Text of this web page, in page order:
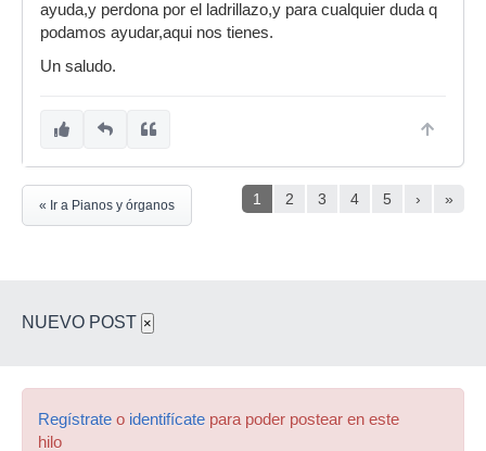
ayuda,y perdona por el ladrillazo,y para cualquier duda q
podamos ayudar,aqui nos tienes.
Un saludo.
1 2 3 4 5 › »
« Ir a Pianos y órganos
NUEVO POST ×
Regístrate o identifícate para poder postear en este
hilo